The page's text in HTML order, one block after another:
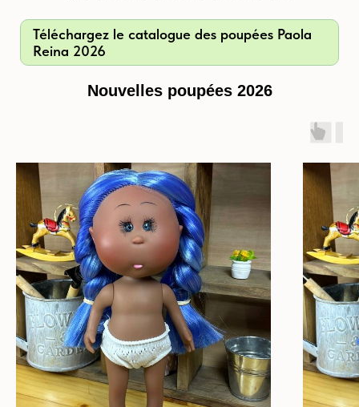
Téléchargez le catalogue des poupées Paola
Reina 2026
Nouvelles poupées 2026